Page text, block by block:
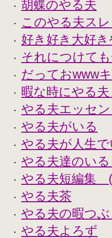
・ 胡蝶のやる夫
・ このやる夫ス
・ 好き好き大好
・ それにつけて
・ だっておwww
・ 暇な時にやる
・ やる夫エッセ
・ やる夫がいる
・ やる夫が人生
・ やる夫達のいる
・ やる夫短編集
・ やる夫茶
・ やる夫の暇つ
・ やる夫よろず